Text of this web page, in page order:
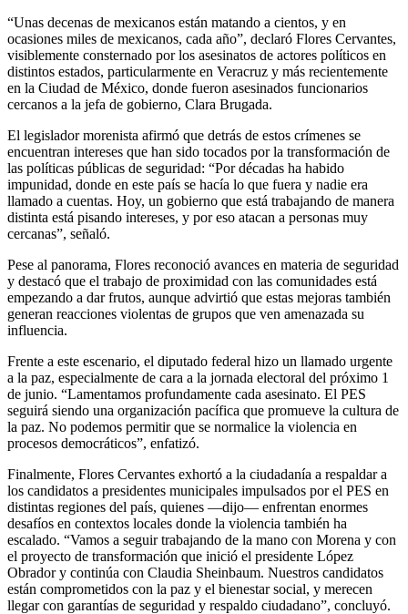
“Unas decenas de mexicanos están matando a cientos, y en
ocasiones miles de mexicanos, cada año”, declaró Flores Cervantes,
visiblemente consternado por los asesinatos de actores políticos en
distintos estados, particularmente en Veracruz y más recientemente
en la Ciudad de México, donde fueron asesinados funcionarios
cercanos a la jefa de gobierno, Clara Brugada.
El legislador morenista afirmó que detrás de estos crímenes se
encuentran intereses que han sido tocados por la transformación de
las políticas públicas de seguridad: “Por décadas ha habido
impunidad, donde en este país se hacía lo que fuera y nadie era
llamado a cuentas. Hoy, un gobierno que está trabajando de manera
distinta está pisando intereses, y por eso atacan a personas muy
cercanas”, señaló.
Pese al panorama, Flores reconoció avances en materia de seguridad
y destacó que el trabajo de proximidad con las comunidades está
empezando a dar frutos, aunque advirtió que estas mejoras también
generan reacciones violentas de grupos que ven amenazada su
influencia.
Frente a este escenario, el diputado federal hizo un llamado urgente
a la paz, especialmente de cara a la jornada electoral del próximo 1
de junio. “Lamentamos profundamente cada asesinato. El PES
seguirá siendo una organización pacífica que promueve la cultura de
la paz. No podemos permitir que se normalice la violencia en
procesos democráticos”, enfatizó.
Finalmente, Flores Cervantes exhortó a la ciudadanía a respaldar a
los candidatos a presidentes municipales impulsados por el PES en
distintas regiones del país, quienes —dijo— enfrentan enormes
desafíos en contextos locales donde la violencia también ha
escalado. “Vamos a seguir trabajando de la mano con Morena y con
el proyecto de transformación que inició el presidente López
Obrador y continúa con Claudia Sheinbaum. Nuestros candidatos
están comprometidos con la paz y el bienestar social, y merecen
llegar con garantías de seguridad y respaldo ciudadano”, concluyó.